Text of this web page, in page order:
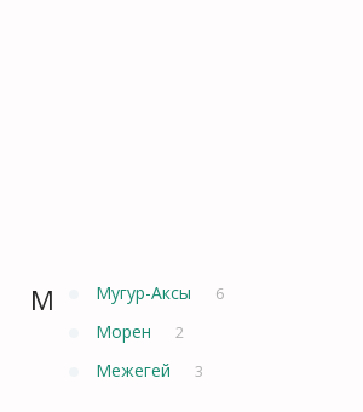
М Мугур-Аксы 6
Морен 2
Межегей 3